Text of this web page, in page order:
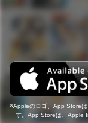
Appleのロゴ、App Store
す。App Storeは、Apple